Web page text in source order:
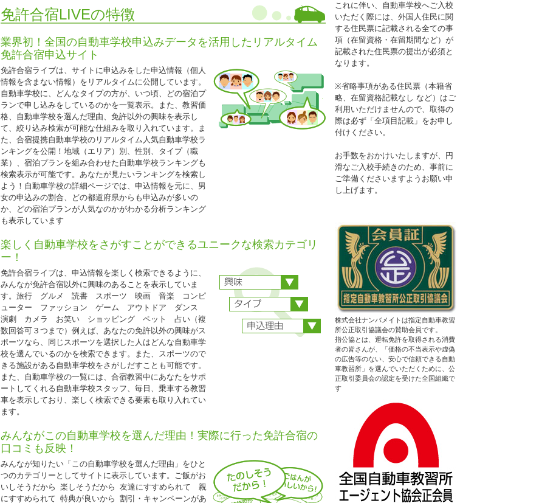
※自動二輪免許所持も同料金となります。
◆仮免許申請交付料金は別途必要です。
2026.05.08
『25歳以下限定 校内宿舎入校日限定キャンペーン！』
◆香川県 かがわ自動車学校◆
『25歳以下限定 校内宿舎入校日限定キャンペーン！』
●入校日
AT車：6月10日・17日、7月8日、10月7日・14日、11月11日・18日
MT車：6月8日・15日、7月6日、10月5日・12日、11月9日・16日
■ツイン（バス・トイレ付）
AT車220,000円（税込242,000円）
MT車247,000円（税込271,700円）
■シングル（バス・トイレ付）
AT車220,000
円（税込242,000円）
MT車247,000円（税込271,700円）
※保証内容は通常プランと同じです。
※グループ割引との併用はできません。
※25歳以下の方限定となります。
※普通二輪免許を所持されている方は税込22,000円引
2026.04.21
『人気のドライビングスクール那珂 入校日限定特割』
◆茨城県 ドライビングスクール那珂◆
『人気のドライビングスクール那珂 入校日限定特割』
25歳以下限定キャンペーン
●入校日：2026年4月10日～7月15日、9月20日～12月31日の期間中の入校日
■自炊シングル・自炊ツイン・自炊トリプル（女性は校内宿舎ソレイユ利用、男性はエリ
オント利用）
235,000円（税込258,500円）
MT車⇒285,000円（税込313,500円）
★25歳以下の学生の方は、上記料金から更に税込11,000円引き!(学生証の持参要)
※普通二輪免許所持の場合も同様の料金です。
※技能教習・技能検定・宿泊食事の保証内容は通常プランと同様です。
免許合宿LIVEの特徴
業界初！全国の自動車学校申込みデータを活用したリアルタイム
免許合宿申込サイト
免許合宿ライブは、サイトに申込みをした申込情報（個人
情報を含まない情報）をリアルタイムに公開しています。
自動車学校に、どんなタイプの方が、いつ頃、どの宿泊プ
ランで申し込みをしているのかを一覧表示。また、教習価
格、自動車学校を選んだ理由、免許以外の興味を表示し
て、絞り込み検索が可能な仕組みを取り入れています。ま
た、合宿提携自動車学校のリアルタイム人気自動車学校ラ
ンキングを公開！地域（エリア）別、性別、タイプ（職
業）、宿泊プランを組み合わせた自動車学校ランキングも
検索表示が可能です。あなたが見たいランキングを検索し
よう！自動車学校の詳細ページでは、申込情報を元に、男
女の申込みの割合、どの都道府県からも申込みが多いの
か、どの宿泊プランが人気なのかがわかる分析ランキング
も表示しています
楽しく自動車学校をさがすことができるユニークな検索カテゴリ
ー！
免許合宿ライブは、申込情報を楽しく検索できるように、
みんなが免許合宿以外に興味のあることを表示していま
す。旅行 グルメ 読書 スポーツ 映画 音楽 コンピ
ューター ファッション ゲーム アウトドア ダンス
演劇 カメラ お笑い ショッピング ペット 占い（複
数回答可３つまで）例えば、あなたの免許以外の興味がス
ポーツなら、同じスポーツを選択した人はどんな自動車学
校を選んでいるのかを検索できます。また、スポーツので
きる施設がある自動車学校をさがしだすことも可能です。
また、自動車学校の一覧には、合宿教習中にあなたをサポ
ートしてくれる自動車学校スタッフ、毎日、乗車する教習
車を表示しており、楽しく検索できる要素も取り入れてい
ます。
みんながこの自動車学校を選んだ理由！実際に行った免許合宿の
口コミも反映！
みんなが知りたい「この自動車学校を選んだ理由」をひと
つのカテゴリーとしてサイトに表示しています。ご飯がお
いしそうだから 楽しそうだから 友達にすすめられて 親
にすすめられて 特典が良いから 割引・キャンペーンがあ
これに伴い、自動車学校へご入校
いただく際には、外国人住民に関
する住民票に記載される全ての事
項（在留資格・在留期間など）が
記載された住民票の提出が必須と
なります。
※省略事項がある住民票（本籍省
略、在留資格記載なし など）はご
利用いただけませんので、取得の
際は必ず「全項目記載」をお申し
付けください。
お手数をおかけいたしますが、円
滑なご入校手続きのため、事前に
ご準備くださいますようお願い申
し上げます。
株式会社ナンバメイトは指定自動車教習
所公正取引協議会の賛助会員です。
指公協とは、運転免許を取得される消費
者の皆さんが、「価格の不当表示や虚偽
の広告等のない、安心で信頼できる自動
車教習所」を選んでいただくために、公
正取引委員会の認定を受けた全国組織で
す